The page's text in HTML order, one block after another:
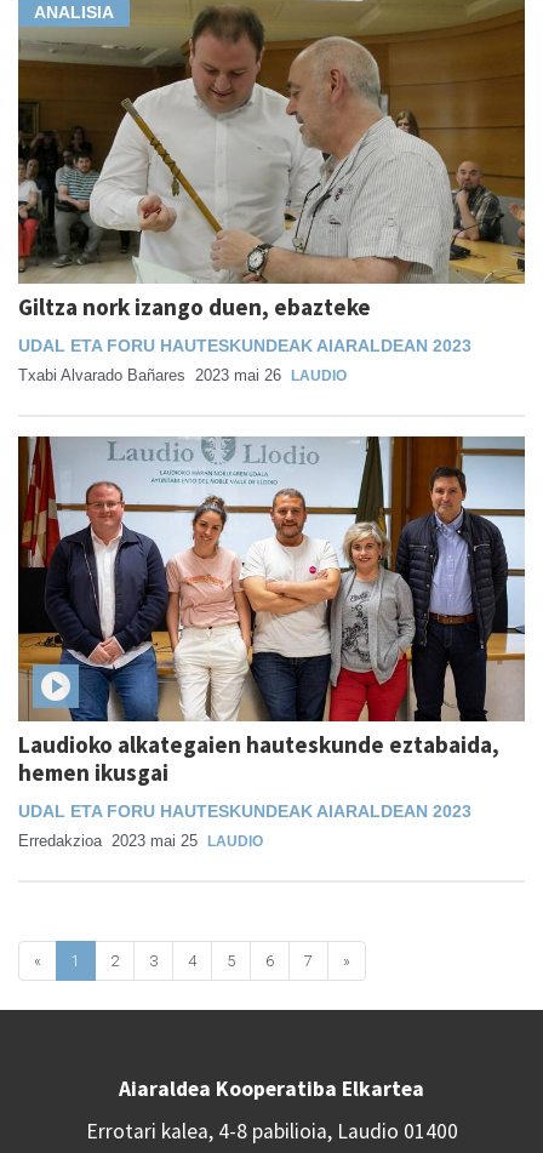
ANALISIA
Giltza nork izango duen, ebazteke
UDAL ETA FORU HAUTESKUNDEAK AIARALDEAN 2023
Txabi Alvarado Bañares 2023 mai 26 LAUDIO
Laudioko alkategaien hauteskunde eztabaida,
hemen ikusgai
UDAL ETA FORU HAUTESKUNDEAK AIARALDEAN 2023
Erredakzioa 2023 mai 25 LAUDIO
« 1 2 3 4 5 6 7 »
Aiaraldea Kooperatiba Elkartea
Errotari kalea, 4-8 pabilioia, Laudio 01400